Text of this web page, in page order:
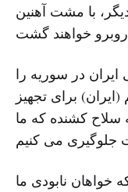
با مشت آهنین
ایران در سوریه را
برای تجهیز
سلاح کشنده که ما
خواهان نابودی ما